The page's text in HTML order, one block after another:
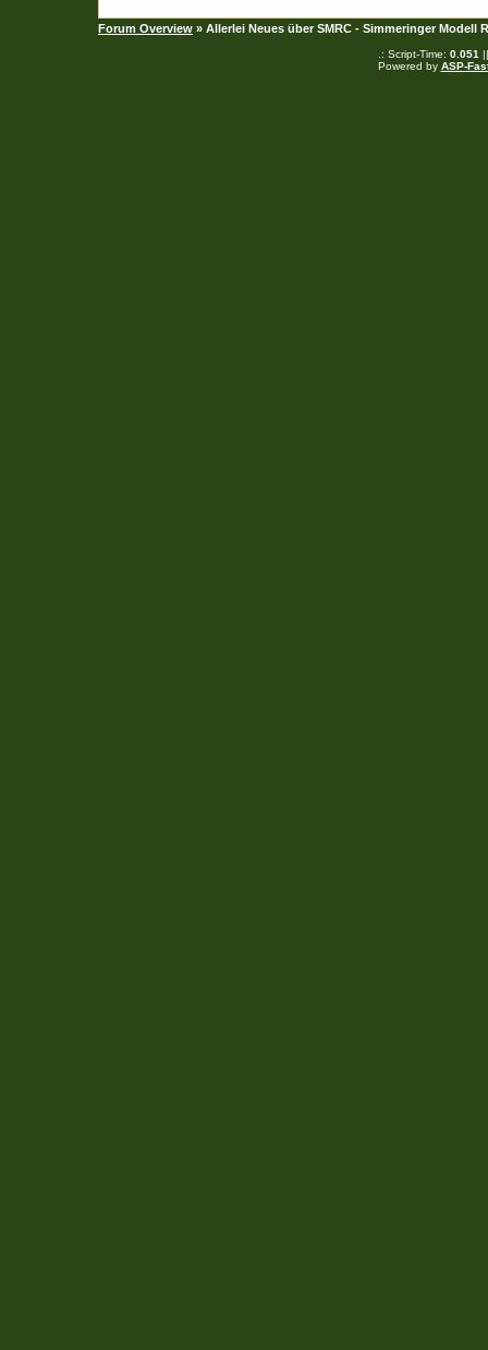
Forum Overview » Allerlei Neues über SMRC - Simmeringer Modell
.: Script-Time: 0.051
Powered by ASP-